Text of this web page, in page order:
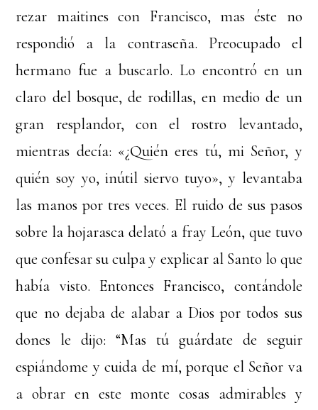
rezar maitines con Francisco, mas éste no
respondió a la contraseña. Preocupado el
hermano fue a buscarlo. Lo encontró en un
claro del bosque, de rodillas, en medio de un
gran resplandor, con el rostro levantado,
mientras decía: «¿Quién eres tú, mi Señor, y
quién soy yo, inútil siervo tuyo», y levantaba
las manos por tres veces. El ruido de sus pasos
sobre la hojarasca delató a fray León, que tuvo
que confesar su culpa y explicar al Santo lo que
había visto. Entonces Francisco, contándole
que no dejaba de alabar a Dios por todos sus
dones le dijo: “Mas tú guárdate de seguir
espiándome y cuida de mí, porque el Señor va
a obrar en este monte cosas admirables y